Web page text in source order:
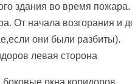
здания во время
От начала возгорания и
они были разбиты).